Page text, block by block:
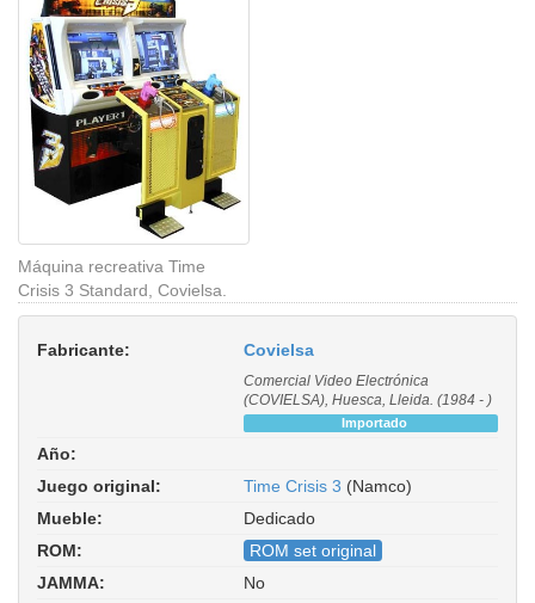
Máquina recreativa Time
Crisis 3 Standard, Covielsa.
Fabricante: Covielsa
Comercial Video Electrónica
(COVIELSA), Huesca, Lleida. (1984 - )
Importado
Año:
Juego original:
Time Crisis 3 (Namco)
Mueble:
Dedicado
ROM:
ROM set original
JAMMA:
No